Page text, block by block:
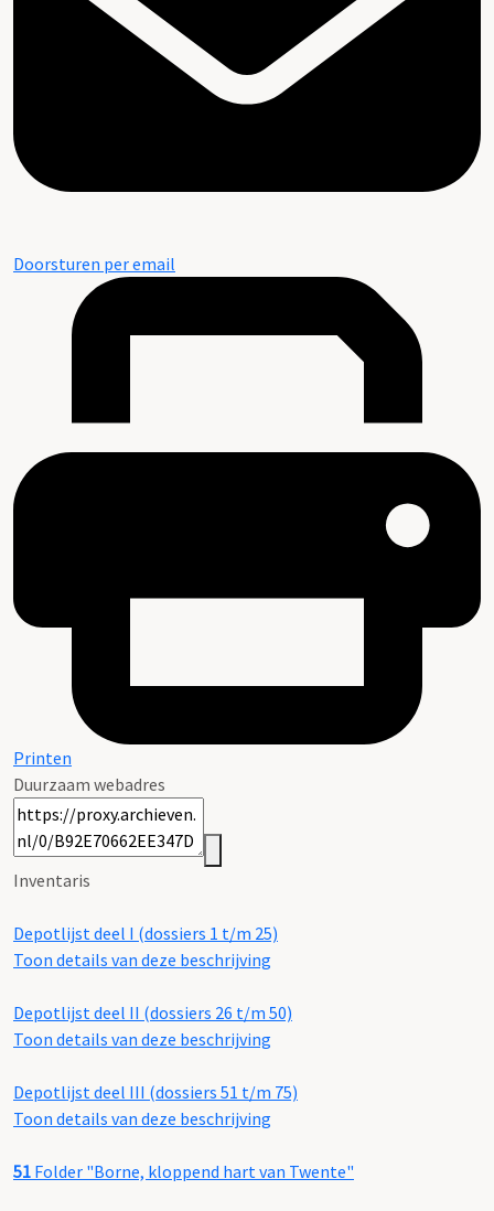
Doorsturen per email
Printen
Duurzaam webadres
Inventaris
Depotlijst deel I (dossiers 1 t/m 25)
Toon details van deze beschrijving
Depotlijst deel II (dossiers 26 t/m 50)
Toon details van deze beschrijving
Depotlijst deel III (dossiers 51 t/m 75)
Toon details van deze beschrijving
51 Folder "Borne, kloppend hart van Twente"